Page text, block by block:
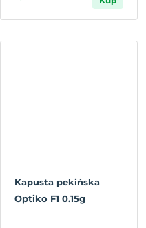
Kapusta pekińska
Optiko F1 0.15g